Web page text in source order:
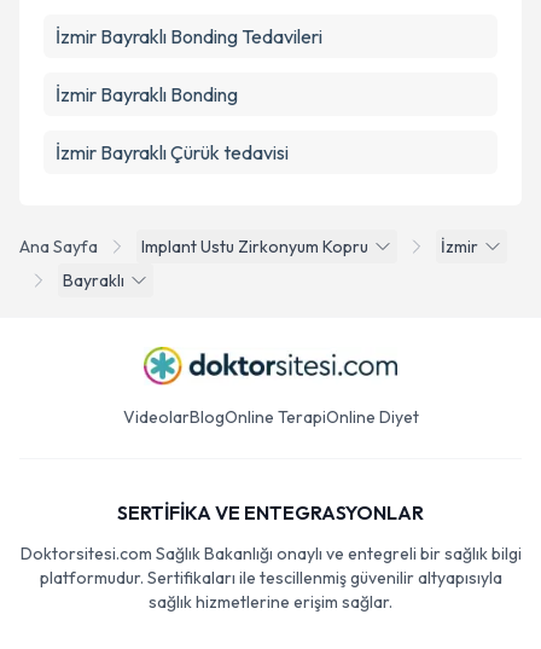
Ana Sayfa Implant Ustu Zirkonyum Kopru
İzmir
Bayraklı
İzmir Bayraklı Bonding Tedavileri
İzmir Bayraklı Bonding
İzmir Bayraklı Çürük tedavisi
VideolarBlogOnline TerapiOnline Diyet
SERTİFİKA VE ENTEGRASYONLAR
Doktorsitesi.com Sağlık Bakanlığı onaylı ve entegreli bir sağlık bilgi
platformudur. Sertifikaları ile tescillenmiş güvenilir altyapısıyla
sağlık hizmetlerine erişim sağlar.